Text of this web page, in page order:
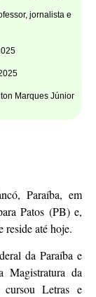
jornalista e
Marques Júnior
Paraíba, em
Patos (PB) e,
reside até hoje.
da Paraíba e
Magistratura da
Letras e